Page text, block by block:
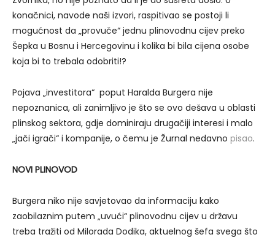
konačnici, navode naši izvori, raspitivao se postoji li
mogućnost da „provuče“ jednu plinovodnu cijev preko
Šepka u Bosnu i Hercegovinu i kolika bi bila cijena osobe
koja bi to trebala odobriti!?
Pojava „investitora“ poput Haralda Burgera nije
nepoznanica, ali zanimljivo je što se ovo dešava u oblasti
plinskog sektora, gdje dominiraju drugačiji interesi i malo
„jači igrači“ i kompanije, o čemu je Žurnal nedavno pisao.
NOVI PLINOVOD
Burgera niko nije savjetovao da informaciju kako
zaobilaznim putem „uvući“ plinovodnu cijev u državu
treba tražiti od Milorada Dodika, aktuelnog šefa svega što